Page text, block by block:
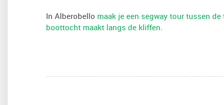
In Alberobello maak je een segway tour tussen
boottocht maakt langs de kliffen.